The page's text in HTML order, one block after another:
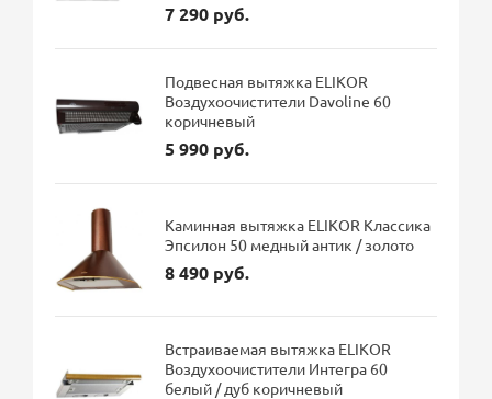
7 290 руб.
Подвесная вытяжка ELIKOR
Воздухоочистители Davoline 60
коричневый
5 990 руб.
Каминная вытяжка ELIKOR Классика
Эпсилон 50 медный антик / золото
8 490 руб.
Встраиваемая вытяжка ELIKOR
Воздухоочистители Интегра 60
белый / дуб коричневый